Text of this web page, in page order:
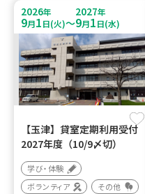
2026年
9月1日(火)～
2027年
9月1日(水)
【玉津】貸室定期利用受付
2027年度（10/9〆切）
学び・体験
ボランティア
その他